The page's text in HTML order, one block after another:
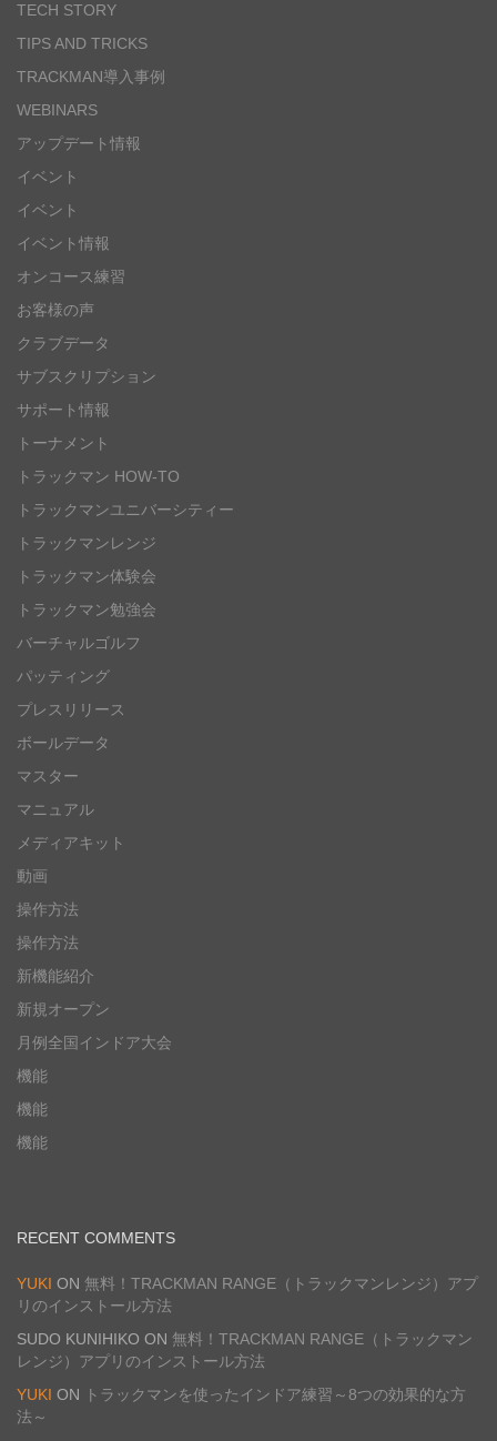
TECH STORY
TIPS AND TRICKS
TRACKMAN導入事例
WEBINARS
アップデート情報
イベント
イベント
イベント情報
オンコース練習
お客様の声
クラブデータ
サブスクリプション
サポート情報
トーナメント
トラックマン HOW-TO
トラックマンユニバーシティー
トラックマンレンジ
トラックマン体験会
トラックマン勉強会
バーチャルゴルフ
パッティング
プレスリリース
ボールデータ
マスター
マニュアル
メディアキット
動画
操作方法
操作方法
新機能紹介
新規オープン
月例全国インドア大会
機能
機能
機能
RECENT COMMENTS
YUKI ON 無料！TRACKMAN RANGE（トラックマンレンジ）アプ
リのインストール方法
SUDO KUNIHIKO ON 無料！TRACKMAN RANGE（トラックマン
レンジ）アプリのインストール方法
YUKI ON
トラックマンを使ったインドア練習～8つの効果的な方
法～